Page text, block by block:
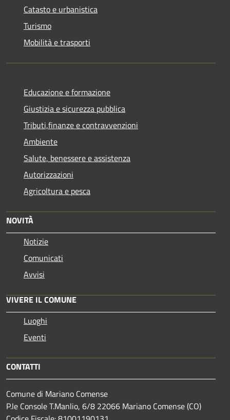
Catasto e urbanistica
Turismo
Mobilità e trasporti
Educazione e formazione
Giustizia e sicurezza pubblica
Tributi,finanze e contravvenzioni
Ambiente
Salute, benessere e assistenza
Autorizzazioni
Agricoltura e pesca
NOVITÀ
Notizie
Comunicati
Avvisi
VIVERE IL COMUNE
Luoghi
Eventi
CONTATTI
Comune di Mariano Comense
P.le Console T.Manlio, 6/8 22066 Mariano Comense (CO)